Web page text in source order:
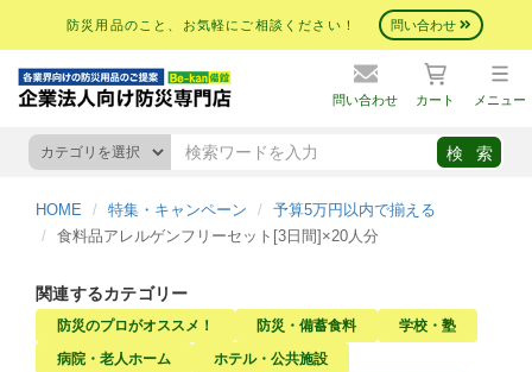
防災用品のこと、お気軽にご相談ください！ 問い合わせ
問い合わせ カート メニュー
HOME 特集・キャンペーン
予算5万円以内で揃える
食料品アレルゲンフリーセット[3日間]×20人分
関連するカテゴリー
防災のプロがオススメ！ 防災・備蓄食料
学校・塾
病院・老人ホーム
ホテル・公共施設